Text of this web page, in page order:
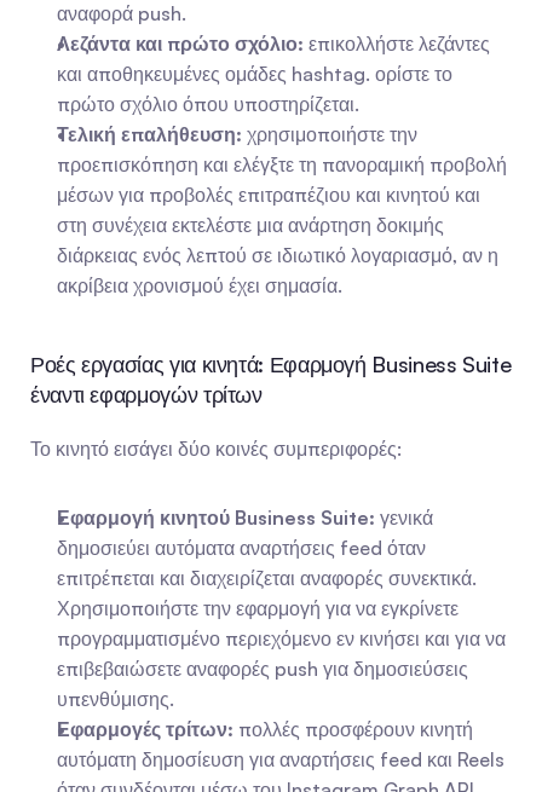
αναφορά push.
Λεζάντα και πρώτο σχόλιο: επικολλήστε λεζάντες
και αποθηκευμένες ομάδες hashtag. ορίστε το
πρώτο σχόλιο όπου υποστηρίζεται.
Τελική επαλήθευση: χρησιμοποιήστε την
προεπισκόπηση και ελέγξτε τη πανοραμική προβολή
μέσων για προβολές επιτραπέζιου και κινητού και
στη συνέχεια εκτελέστε μια ανάρτηση δοκιμής
διάρκειας ενός λεπτού σε ιδιωτικό λογαριασμό, αν η
ακρίβεια χρονισμού έχει σημασία.
Ροές εργασίας για κινητά: Εφαρμογή Business Suite
έναντι εφαρμογών τρίτων
Το κινητό εισάγει δύο κοινές συμπεριφορές:
Εφαρμογή κινητού Business Suite: γενικά
δημοσιεύει αυτόματα αναρτήσεις feed όταν
επιτρέπεται και διαχειρίζεται αναφορές συνεκτικά.
Χρησιμοποιήστε την εφαρμογή για να εγκρίνετε
προγραμματισμένο περιεχόμενο εν κινήσει και για να
επιβεβαιώσετε αναφορές push για δημοσιεύσεις
υπενθύμισης.
Εφαρμογές τρίτων: πολλές προσφέρουν κινητή
αυτόματη δημοσίευση για αναρτήσεις feed και Reels